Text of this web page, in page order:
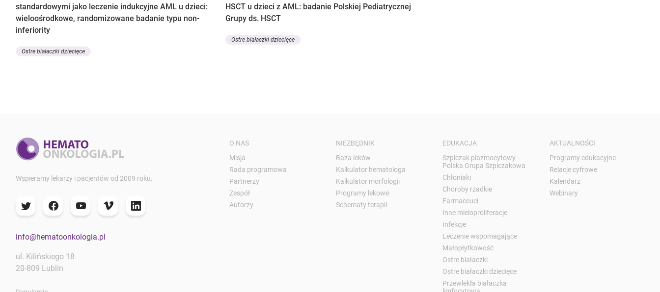
standardowymi jako leczenie indukcyjne AML u dzieci:
wieloośrodkowe, randomizowane badanie typu non-
inferiority
Ostre białaczki dziecięce
HSCT u dzieci z AML: badanie Polskiej Pediatrycznej
Grupy ds. HSCT
Ostre białaczki dziecięce
Wspieramy lekarzy i pacjentów od 2009 roku.
info@hematoonkologia.pl
ul. Kilińskiego 18
20-809 Lublin
O NAS
Misja
Rada programowa
Partnerzy
Zespół
Autorzy
NIEZBĘDNIK
Baza leków
Kalkulator hematologa
Kalkulator morfologii
Programy lekowe
Schematy terapii
EDUKACJA
Szpiczak plazmocytowy —
Polska Grupa Szpiczakowa
Chłoniaki
Choroby rzadkie
Farmaceuci
Inne mieloproliferacje
Infekcje
Leczenie wspomagające
Małopłytkowość
Ostre białaczki
Ostre białaczki dziecięce
Przewlekła białaczka
AKTUALNOŚCI
Programy edukacyjne
Relacje cyfrowe
Kalendarz
Webinary